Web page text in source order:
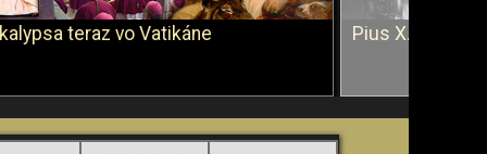
teraz vo Vatikáne Pius X. vs. Ján